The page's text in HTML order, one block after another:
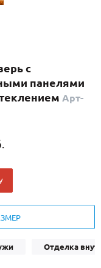
с
панелями
Арт-
Отделка